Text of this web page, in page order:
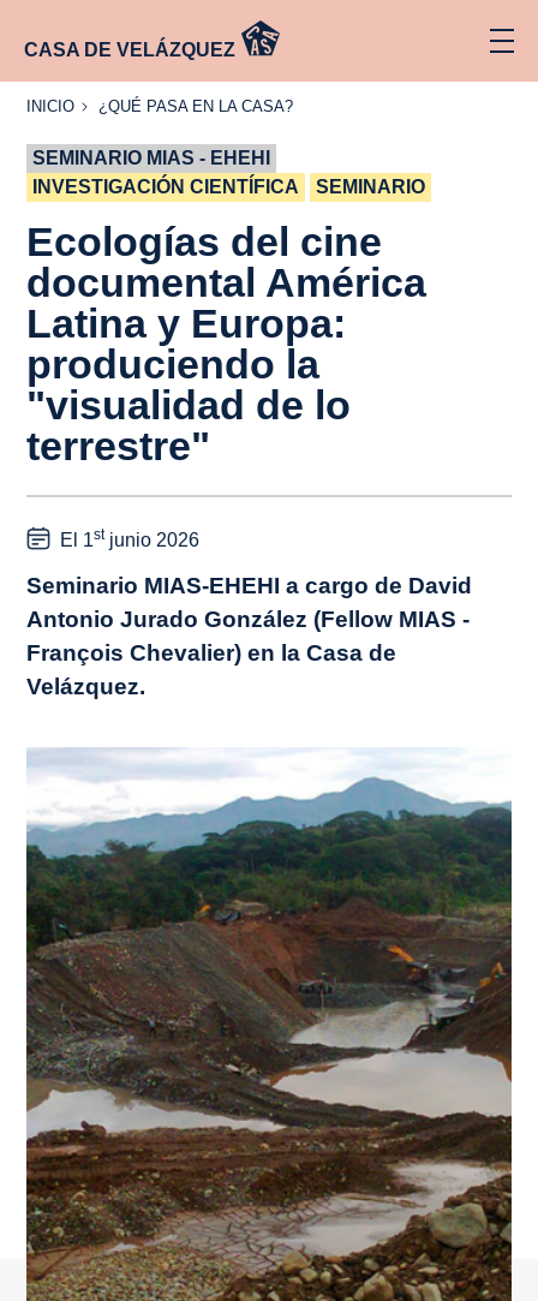
CASA DE VELÁZQUEZ
INICIO
INICIO
¿QUÉ
CASA?
¿QUÉ PASA EN LA CASA?
SEMINARIO MIAS - EHEHI
INVESTIGACIÓN CIENTÍFICA
SEMINARIO
Ecologías del cine
documental América
Latina y Europa:
produciendo la
"visualidad de lo
terrestre"
El 1stjunio 2026
Seminario MIAS-EHEHI a cargo de David
Antonio Jurado González (Fellow MIAS -
François Chevalier) en la Casa de
Velázquez.